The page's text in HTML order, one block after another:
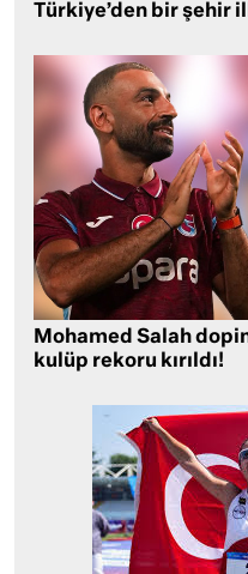
Türkiye’den bir şehir
Mohamed Salah
kulüp rekoru kırıldı!